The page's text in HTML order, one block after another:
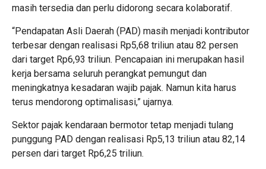
masih tersedia dan perlu didorong secara kolaboratif.
“Pendapatan Asli Daerah (PAD) masih menjadi kontributor
terbesar dengan realisasi Rp5,68 triliun atau 82 persen
dari target Rp6,93 triliun. Pencapaian ini merupakan hasil
kerja bersama seluruh perangkat pemungut dan
meningkatnya kesadaran wajib pajak. Namun kita harus
terus mendorong optimalisasi,” ujarnya.
Sektor pajak kendaraan bermotor tetap menjadi tulang
punggung PAD dengan realisasi Rp5,13 triliun atau 82,14
persen dari target Rp6,25 triliun.